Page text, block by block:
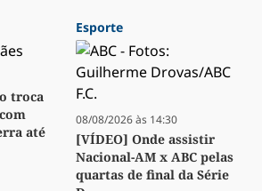
troca
até
Esporte
08/08/2026 às 14:30
[VÍDEO] Onde assistir
Nacional-AM x ABC pelas
quartas de final da Série